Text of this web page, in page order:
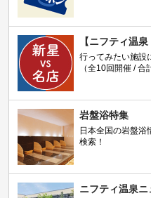
【ニフティ温
行ってみたい施設
（全10回開催 / 合
岩盤浴特集
日本全国の岩盤浴
検索！
ニフティ温泉ニ